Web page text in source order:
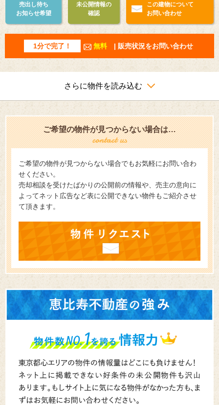
売出し待ち
お知らせ希望
未公開情報の
確認
この建物について
お問い合わせ
1分で完了！ 無料 | 販売状況をお問い合わせ
さらに物件を読み込む
ご希望の物件が見つからない場合は…
ご希望の物件が見つからない場合でもお気軽にお問い合わ
せください。
売却相談を受けたばかりの公開前の情報や、売主の意向に
よってネット広告など表に公開できない物件もご紹介させ
て頂きます。